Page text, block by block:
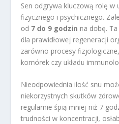
Sen odgrywa kluczową rolę w
fizycznego i psychicznego.
od 7 do 9 godzin na dobę.
dla prawidłowej regeneracji
zarówno procesy
komórek czy układu
Nieodpowiednia ilość snu
niekorzystnych skutków
regularnie śpią mniej niż 7
trudności w koncentracji,